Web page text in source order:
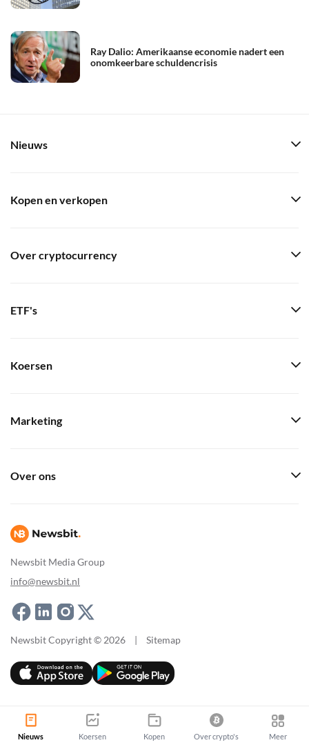
Ray Dalio: Amerikaanse economie nadert een
onomkeerbare schuldencrisis
Newsbit Media Group
info@newsbit.nl
Nieuws
Kopen en verkopen
Over cryptocurrency
ETF's
Koersen
Marketing
Over ons
Newsbit Copyright © 2026 | Sitemap
Nieuws Koersen Kopen Over crypto's Meer